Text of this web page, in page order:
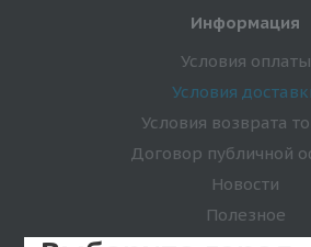
Информация
Условия оплаты
Условия
Условия возврата
Договор публичной
Новости
Полезное